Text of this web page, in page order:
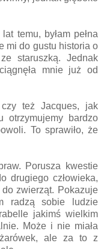
temu, byłam pełna
mi do gustu historia o
staruszką. Jednak
mnie już od
też Jacques, jak
otrzymujemy bardzo
To sprawiło, że
Porusza kwestie
drugiego człowieka,
zwierząt. Pokazuje
radzą sobie ludzie
jakimś wielkim
Może i nie miała
ale za to z